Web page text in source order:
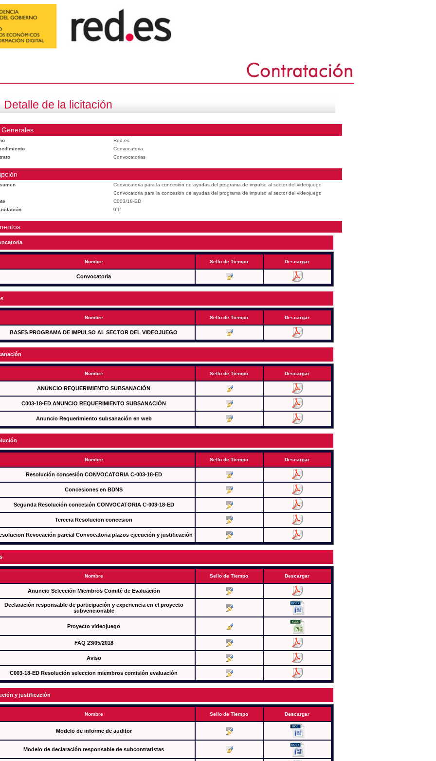
Detalle de la licitación
Red.es
Convocatoria
Convocatorias
Convocatoria para la concesión de ayudas del programa de impulso al sector del videojuego
Convocatoria para la concesión de ayudas del programa de impulso al sector del videojuego
C003/18-ED
0 €
Nombre Sello de Tiempo Descargar
Convocatoria
Nombre Sello de Tiempo Descargar
BASES PROGRAMA DE IMPULSO AL SECTOR DEL VIDEOJUEGO
Nombre Sello de Tiempo Descargar
ANUNCIO REQUERIMIENTO SUBSANACIÓN
C003-18-ED ANUNCIO REQUERIMIENTO SUBSANACIÓN
Anuncio Requerimiento subsanación en web
Nombre Sello de Tiempo Descargar
Resolución concesión CONVOCATORIA C-003-18-ED
Concesiones en BDNS
Segunda Resolución concesión CONVOCATORIA C-003-18-ED
Tercera Resolucion concesion
Revocación parcial Convocatoria plazos ejecución y justificación
Nombre Sello de Tiempo Descargar
Anuncio Selección Miembros Comité de Evaluación
Declaración responsable de participación y experiencia en el proyecto
subvencionable
Proyecto videojuego
FAQ 23/05/2018
Aviso
C003-18-ED Resolución seleccion miembros comisión evaluación
y justificación
Nombre Sello de Tiempo Descargar
Modelo de informe de auditor
Modelo de declaración responsable de subcontratistas